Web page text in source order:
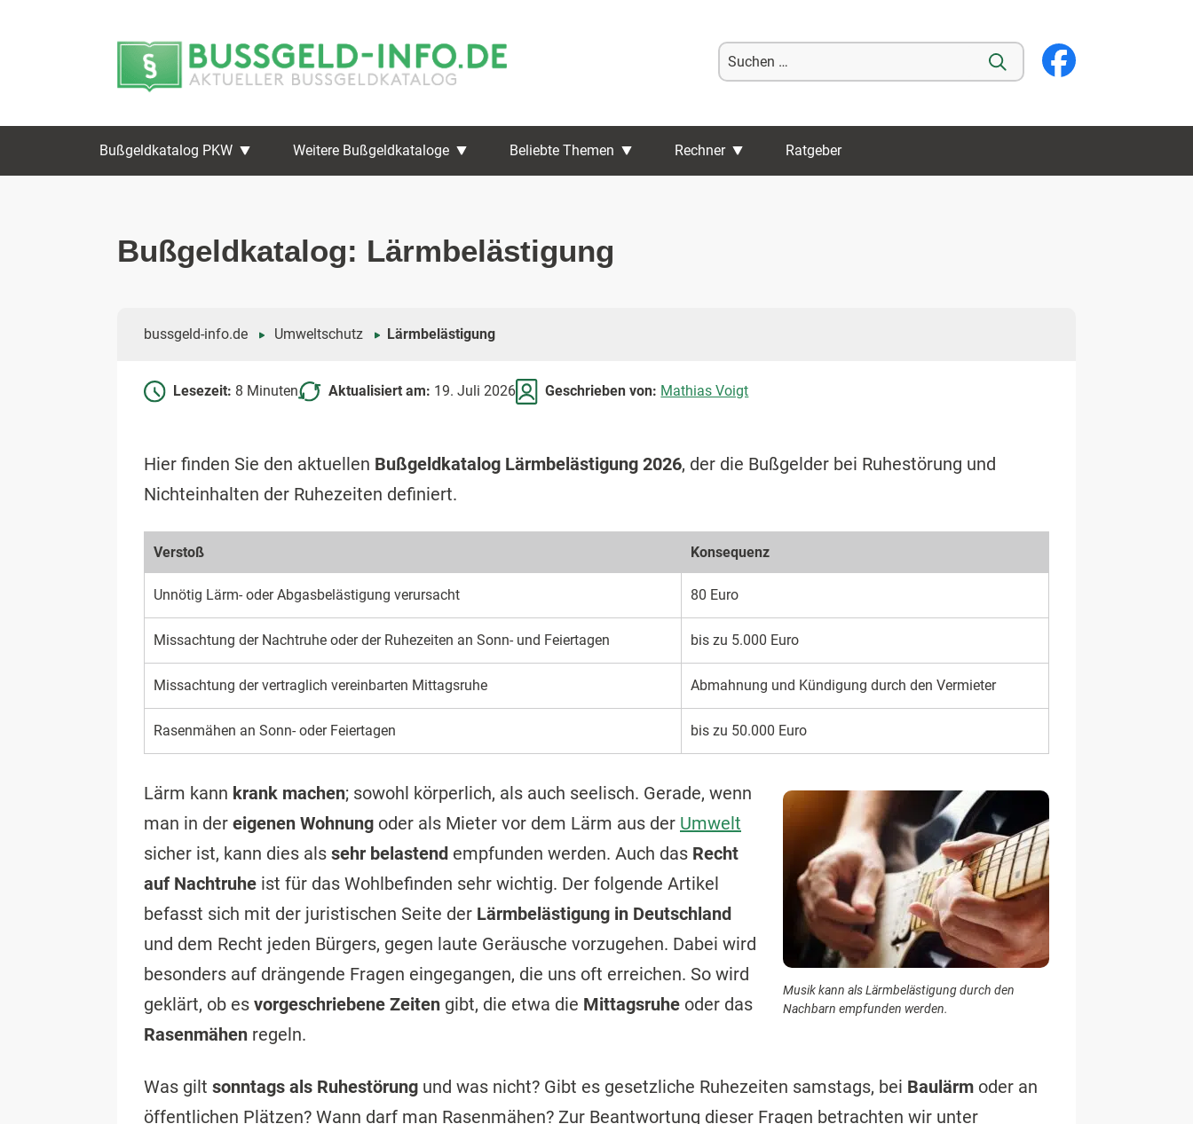
Suche
nach:
Bußgeldkatalog PKW Weitere Bußgeldkataloge Beliebte Themen Rechner Ratgeber
Bußgeldkatalog: Lärmbelästigung
bussgeld-info.de Umweltschutz Lärmbelästigung
Lesezeit: 8 Minuten Aktualisiert am: 19. Juli 2026 Geschrieben von: Mathias Voigt
Hier finden Sie den aktuellen Bußgeldkatalog Lärmbelästigung 2026, der die Bußgelder bei Ruhestörung und
Nichteinhalten der Ruhezeiten definiert.
Verstoß Konsequenz
Unnötig Lärm- oder Abgasbelästigung verursacht 80 Euro
Missachtung der Nachtruhe oder der Ruhezeiten an Sonn- und Feiertagen bis zu 5.000 Euro
Missachtung der vertraglich vereinbarten Mittagsruhe Abmahnung und Kündigung durch den Vermieter
Rasenmähen an Sonn- oder Feiertagen bis zu 50.000 Euro
Musik kann als Lärmbelästigung durch den
Nachbarn empfunden werden.
Lärm kann krank machen; sowohl körperlich, als auch seelisch. Gerade, wenn
man in der eigenen Wohnung oder als Mieter vor dem Lärm aus der Umwelt
sicher ist, kann dies als sehr belastend empfunden werden. Auch das Recht
auf Nachtruhe ist für das Wohlbefinden sehr wichtig. Der folgende Artikel
befasst sich mit der juristischen Seite der Lärmbelästigung in Deutschland
und dem Recht jeden Bürgers, gegen laute Geräusche vorzugehen. Dabei wird
besonders auf drängende Fragen eingegangen, die uns oft erreichen. So wird
geklärt, ob es vorgeschriebene Zeiten gibt, die etwa die Mittagsruhe oder das
Rasenmähen regeln.
Was gilt sonntags als Ruhestörung und was nicht? Gibt es gesetzliche Ruhezeiten samstags, bei Baulärm oder an
öffentlichen Plätzen? Wann darf man Rasenmähen? Zur Beantwortung dieser Fragen betrachten wir unter